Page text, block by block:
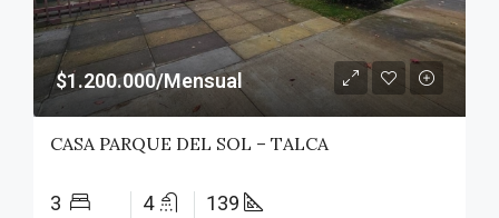
$1.200.000/Mensual
CASA PARQUE DEL SOL – TALCA
3 4 139